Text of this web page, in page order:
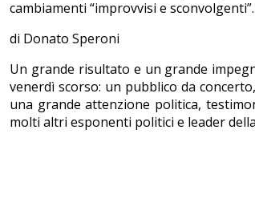
cambiamenti “improvvisi e sconvolgenti”.
di Donato Speroni
Un grande risultato e un grande
venerdì scorso: un pubblico da
una grande attenzione politica,
molti altri esponenti politici e leader